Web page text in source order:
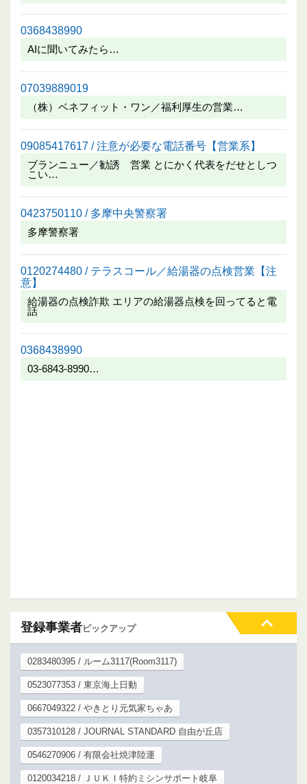
0368438990
AIに聞いてみたら…
07039889019
（株）ベネフィット・ワン／福利厚生の営業…
09085417617 / 注意が必要な電話番号【営業系】
ブランニュー／勧誘 営業 とにかく代表をだせとしつ
こい…
0423750110 / 多摩中央警察署
多摩警察署
0120274480 / テラスコール／給湯器の点検営業【注
意】
給湯器の点検詐欺 エリアの給湯器点検を回ってると電
話
0368438990
03-6843-8990…
登録事業者ピックアップ
0283480395 / ルーム3117(Room3117)
0523077353 / 東京海上日動
0667049322 / やきとり元気家ちゃあ
0357310128 / JOURNAL STANDARD 自由が丘店
0546270906 / 有限会社焼津陸運
0120034218 / ＪＵＫＩ特約ミシンサポート岐阜